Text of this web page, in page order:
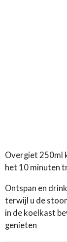
Overgiet 250ml
het 10 minuten
Ontspan en
terwijl u de
in de koelkast
genieten